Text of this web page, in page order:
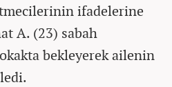
ifadelerine
A. (23) sabah
bekleyerek ailenin